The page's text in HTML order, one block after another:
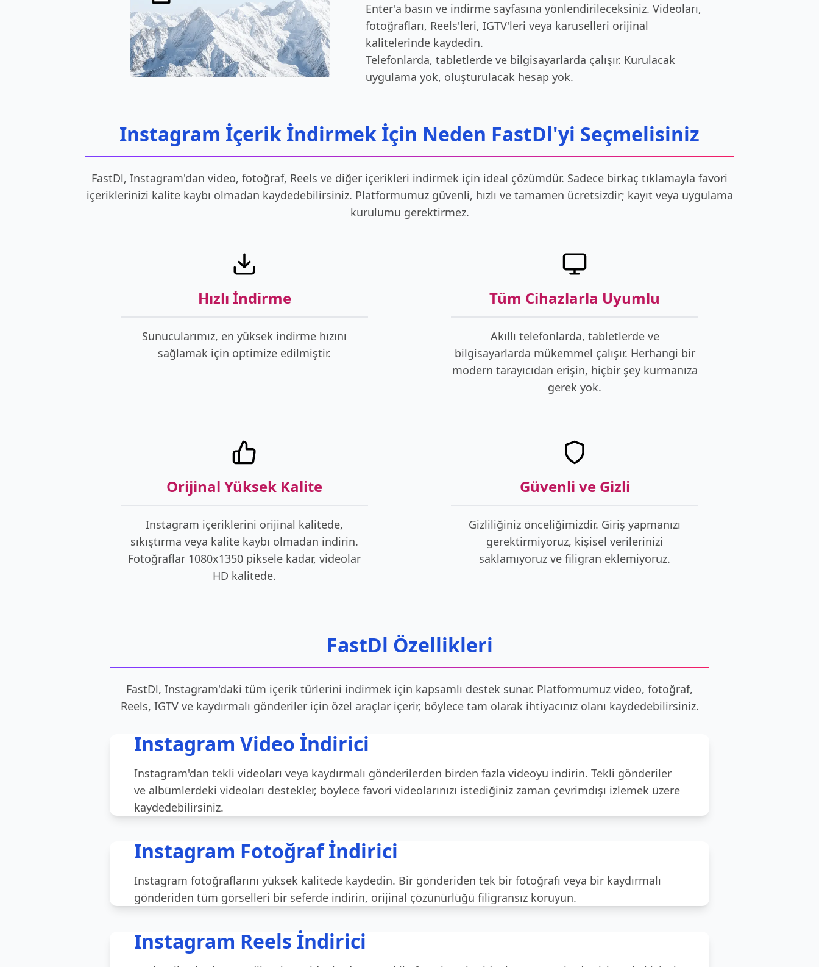
Enter'a basın ve indirme sayfasına yönlendirileceksiniz. Videoları,
fotoğrafları, Reels'leri, IGTV'leri veya karuselleri orijinal
kalitelerinde kaydedin.
Telefonlarda, tabletlerde ve bilgisayarlarda çalışır. Kurulacak
uygulama yok, oluşturulacak hesap yok.
Instagram İçerik İndirmek İçin Neden FastDl'yi Seçmelisiniz
FastDl, Instagram'dan video, fotoğraf, Reels ve diğer içerikleri indirmek için ideal çözümdür. Sadece birkaç tıklamayla favori
içeriklerinizi kalite kaybı olmadan kaydedebilirsiniz. Platformumuz güvenli, hızlı ve tamamen ücretsizdir; kayıt veya uygulama
kurulumu gerektirmez.
Hızlı İndirme
Sunucularımız, en yüksek indirme hızını
sağlamak için optimize edilmiştir.
Tüm Cihazlarla Uyumlu
Akıllı telefonlarda, tabletlerde ve
bilgisayarlarda mükemmel çalışır. Herhangi bir
modern tarayıcıdan erişin, hiçbir şey kurmanıza
gerek yok.
Orijinal Yüksek Kalite
Instagram içeriklerini orijinal kalitede,
sıkıştırma veya kalite kaybı olmadan indirin.
Fotoğraflar 1080x1350 piksele kadar, videolar
HD kalitede.
Güvenli ve Gizli
Gizliliğiniz önceliğimizdir. Giriş yapmanızı
gerektirmiyoruz, kişisel verilerinizi
saklamıyoruz ve filigran eklemiyoruz.
FastDl Özellikleri
FastDl, Instagram'daki tüm içerik türlerini indirmek için kapsamlı destek sunar. Platformumuz video, fotoğraf,
Reels, IGTV ve kaydırmalı gönderiler için özel araçlar içerir, böylece tam olarak ihtiyacınız olanı kaydedebilirsiniz.
Instagram Video İndirici
Instagram'dan tekli videoları veya kaydırmalı gönderilerden birden fazla videoyu indirin. Tekli gönderiler
ve albümlerdeki videoları destekler, böylece favori videolarınızı istediğiniz zaman çevrimdışı izlemek üzere
kaydedebilirsiniz.
Instagram Fotoğraf İndirici
Instagram fotoğraflarını yüksek kalitede kaydedin. Bir gönderiden tek bir fotoğrafı veya bir kaydırmalı
gönderiden tüm görselleri bir seferde indirin, orijinal çözünürlüğü filigransız koruyun.
Instagram Reels İndirici